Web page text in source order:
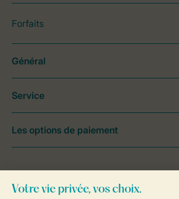
Forfaits
Général
Service
Les options de paiement